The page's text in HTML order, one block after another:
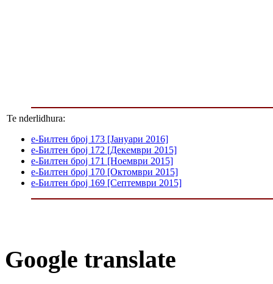
Te nderlidhura:
е-Билтен број 173 [Јануари 2016]
е-Билтен број 172 [Декември 2015]
е-Билтен број 171 [Ноември 2015]
е-Билтен број 170 [Октомври 2015]
е-Билтен број 169 [Септември 2015]
Google translate